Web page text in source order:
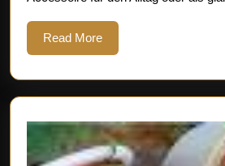
Read MoreRead
More